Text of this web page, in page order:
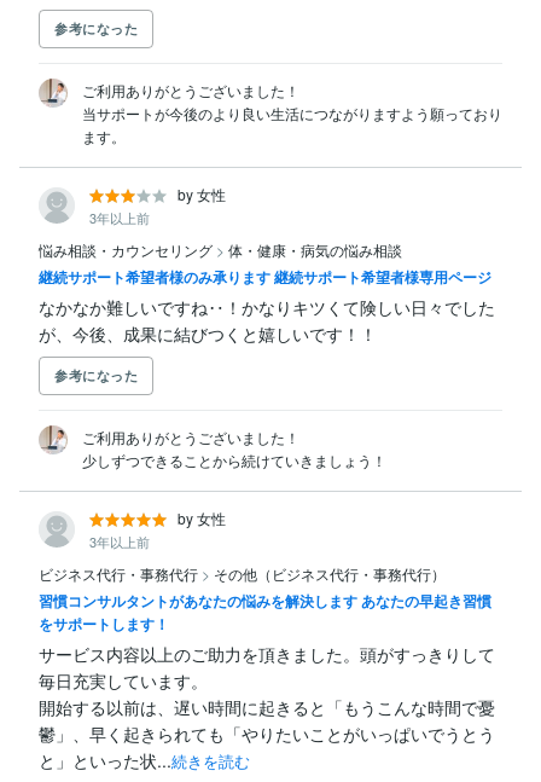
参考になった
ご利用ありがとうございました！
当サポートが今後のより良い生活につながりますよう願っており
ます。
by 女性
3年以上前
悩み相談・カウンセリング > 体・健康・病気の悩み相談
継続サポート希望者様のみ承ります 継続サポート希望者様専用ページ
なかなか難しいですね‥！かなりキツくて険しい日々でした
が、今後、成果に結びつくと嬉しいです！！
参考になった
ご利用ありがとうございました！
少しずつできることから続けていきましょう！
by 女性
3年以上前
ビジネス代行・事務代行 > その他（ビジネス代行・事務代行）
習慣コンサルタントがあなたの悩みを解決します あなたの早起き習慣
をサポートします！
サービス内容以上のご助力を頂きました。頭がすっきりして
毎日充実しています。
開始する以前は、遅い時間に起きると「もうこんな時間で憂
鬱」、早く起きられても「やりたいことがいっぱいでうとう
と」といった状...続きを読む